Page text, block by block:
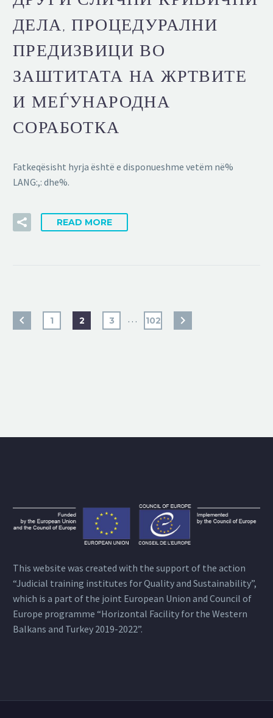
ДЕЛА, ПРОЦЕДУРАЛНИ
ПРЕДИЗВИЦИ ВО
ЗАШТИТАТА НА ЖРТВИТЕ
И МЕЃУНАРОДНА
СОРАБОТКА
Fatkeqësisht hyrja është e disponueshme vetëm në%
LANG:,: dhe%.
READ MORE
1 2 3 … 102
This website was created with the support of the action
“Judicial training institutes for Quality and Sustainability”,
which is a part of the joint European Union and Council of
Europe programme “Horizontal Facility for the Western
Balkans and Turkey 2019-2022”.